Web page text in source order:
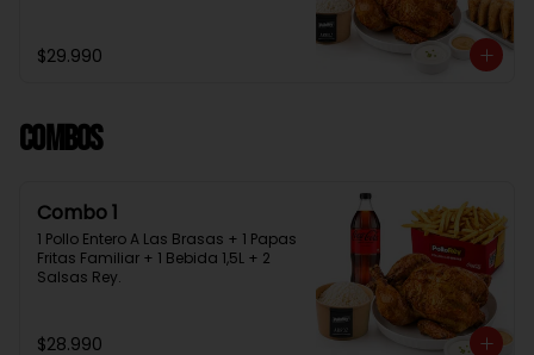
$29.990
Combos
Combo 1
1 Pollo Entero A Las Brasas + 1 Papas
Fritas Familiar + 1 Bebida 1,5L + 2
Salsas Rey.
$28.990